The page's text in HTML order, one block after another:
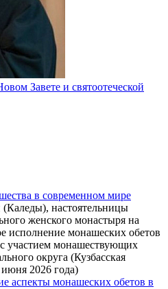
Завете и святоотеческой
в современном мире
настоятельницы
женского монастыря на
исполнение монашеских обетов
участием монашествующих
округа (Кузбасская
2026 года)
аспекты монашеских обетов в